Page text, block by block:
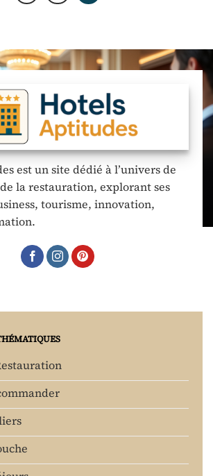
est un site dédié à l’univers de
la restauration, explorant ses
tourisme, innovation,